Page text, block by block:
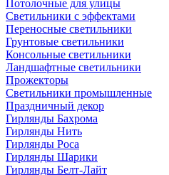
Потолочные для улицы
Светильники с эффектами
Переносные светильники
Грунтовые светильники
Консольные светильники
Ландшафтные светильники
Прожекторы
Светильники промышленные
Праздничный декор
Гирлянды Бахрома
Гирлянды Нить
Гирлянды Роса
Гирлянды Шарики
Гирлянды Белт-Лайт